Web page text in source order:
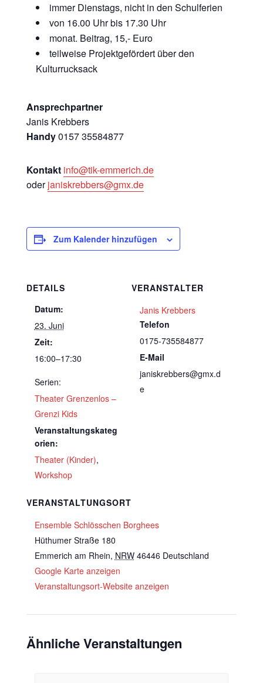
immer Dienstags, nicht in den Schulferien
von 16.00 Uhr bis 17.30 Uhr
monat. Beitrag, 15,- Euro
teilweise Projektgefördert über den
Kulturrucksack
Ansprechpartner
Janis Krebbers
Handy0157 35584877
Kontakt info@tik-emmerich.de
oderjaniskrebbers@gmx.de
Zum Kalender hinzufügen
DETAILS
Datum:
23. Juni
Zeit:
16:00–17:30
Serien:
Theater Grenzenlos –
Grenzi Kids
Veranstaltungskateg
orien:
Theater (Kinder),
Workshop
VERANSTALTUNGSORT
Ensemble Schlösschen Borghees
Hüthumer Straße 180
Emmerich am Rhein, NRW 46446 Deutschland
Google Karte anzeigen
Veranstaltungsort-Website anzeigen
VERANSTALTER
Janis Krebbers
Telefon
0175-735584877
E-Mail
janiskrebbers@gmx.d
e
Ähnliche Veranstaltungen